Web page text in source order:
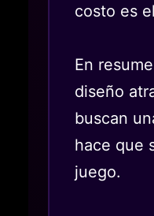
costo es
En
diseño
buscan
hace que
juego.